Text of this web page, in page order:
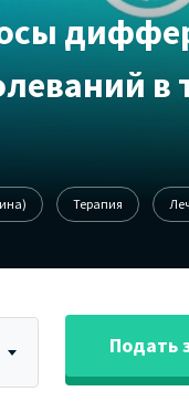
в
Терапия
Подать